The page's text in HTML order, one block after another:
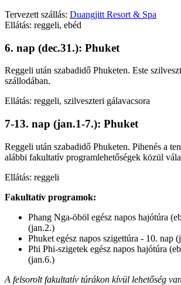
Tervezett szállás: Duangjitt Resort & Spa
Ellátás: reggeli, ebéd
6. nap (dec.31.): Phuket
Reggeli után szabadidő Phuketen. Este
szállodában.
Ellátás: reggeli, szilveszteri gálavacsora
7-13. nap (jan.1-7.): Phuket
Reggeli után szabadidő Phuketen. Pihenés a
alábbi fakultatív programlehetőségek közül
Ellátás: reggeli
Fakultatív programok:
Phang Nga-öböl egész napos hajótúra
(jan.2.)
Phuket egész napos szigettúra - 10. nap
Phi Phi-szigetek egész napos hajótúra
(jan.6.)
A felsorolt fakultatív túrákon kívül lehetőség